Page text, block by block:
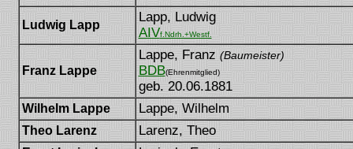
Ludwig Lapp
Lapp, Ludwig
AIVf.Ndrh.+Westf.
Franz Lappe
Lappe, Franz (Baumeister)
BDB(Ehrenmitglied)
geb. 20.06.1881
Wilhelm Lappe Lappe, Wilhelm
Theo Larenz Larenz, Theo